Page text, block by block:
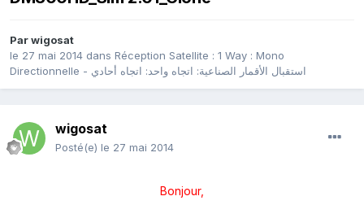
Parwigosat
le 27 mai 2014 dans Réception Satellite : 1 Way : Mono
Directionnelle - استقبال الأقمار الصناعية: اتجاه واحد: اتجاه أحادي
wigosat
Posté(e) le 27 mai 2014
Bonjour,